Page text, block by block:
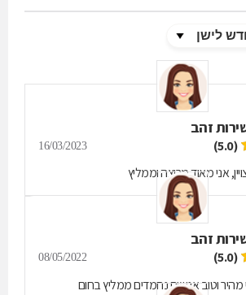
זהב
(5.0)
16/03/2023
אני מאוד מרוצה וממליץ
זהב
(5.0)
08/05/2022
מהיר וטוב אנשים נחמדים ממליץ בחום